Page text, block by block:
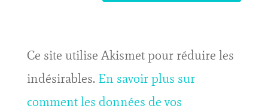
Ce site utilise Akismet pour réduire les
indésirables. En savoir plus sur
comment les données de vos